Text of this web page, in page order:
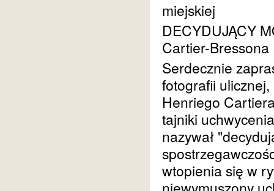
miejskiej
DECYDUJĄCY
Cartier-Bressona
Serdecznie
fotografii
Henriego
tajniki
nazywał
wtopienia się w